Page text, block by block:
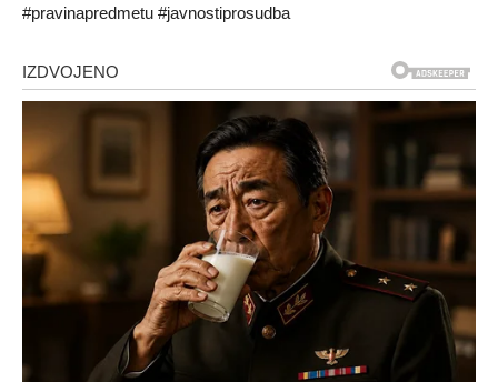
#pravinapredmetu #javnostiprosudba